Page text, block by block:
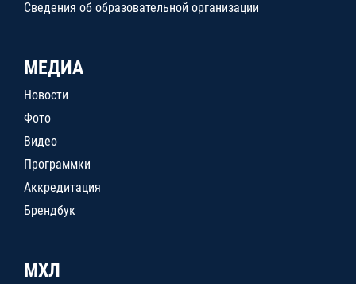
Сведения об образовательной организации
МЕДИА
Новости
Фото
Видео
Программки
Аккредитация
Брендбук
МХЛ